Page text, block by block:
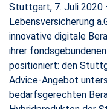
Stuttgart, 7. Juli
Lebensversicherung
innovative digitale
ihrer
positioniert: den
Advice-Angebot
bedarfsgerechten